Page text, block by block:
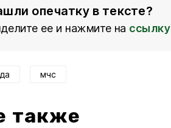
опечатку в тексте?
ее и нажмите на ссылку
мчс
также